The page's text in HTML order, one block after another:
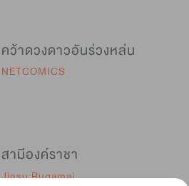
คว้าดวงดาวอันร่วงหล่น
NETCOMICS
สามีองค์ราชา
Jinsu Rugamai